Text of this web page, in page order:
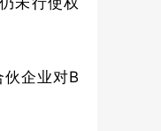
企业对B